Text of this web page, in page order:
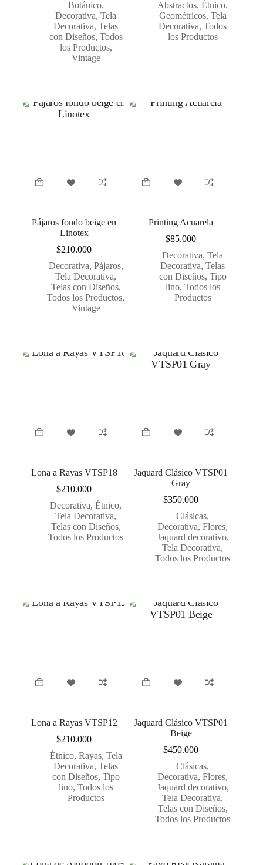
Botánico,
Decorativa,Tela
Decorativa,Telas
con Diseños, Todos
los Productos,
Vintage
Abstractos,Étnico,
Geométricos, Tela
Decorativa,Todos
los Productos
Pájaros fondo beige en
Linotex
$210.000
Decorativa, Pájaros,
Tela Decorativa,
Telas con Diseños,
Todos los Productos,
Vintage
Printing Acuarela
$85.000
Decorativa,Tela
Decorativa,Telas
con Diseños, Tipo
lino, Todos los
Productos
Lona a Rayas VTSP18
$210.000
Decorativa,Étnico,
Tela Decorativa,
Telas con Diseños,
Todos los Productos
Jaquard Clásico VTSP01
Gray
$350.000
Clásicas,
Decorativa,Flores,
Jaquard decorativo,
Tela Decorativa,
Todos los Productos
Lona a Rayas VTSP12
$210.000
Étnico, Rayas, Tela
Decorativa,Telas
con Diseños, Tipo
lino, Todos los
Productos
Jaquard Clásico VTSP01
Beige
$450.000
Clásicas,
Decorativa,Flores,
Jaquard decorativo,
Tela Decorativa,
Telas con Diseños,
Todos los Productos